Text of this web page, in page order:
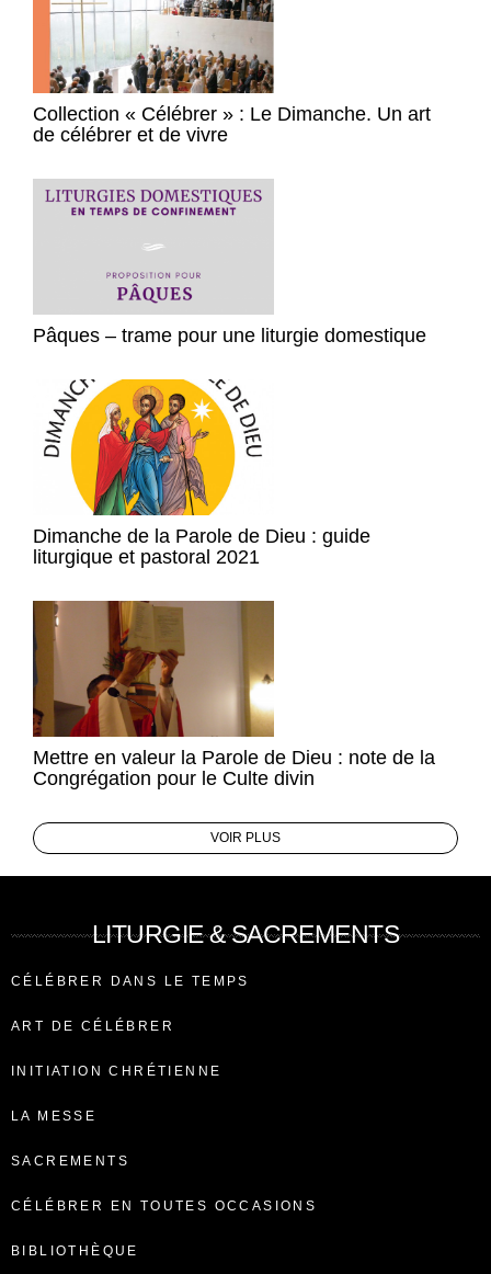
Collection « Célébrer » : Le Dimanche. Un art
de célébrer et de vivre
Pâques – trame pour une liturgie domestique
Dimanche de la Parole de Dieu : guide
liturgique et pastoral 2021
Mettre en valeur la Parole de Dieu : note de la
Congrégation pour le Culte divin
VOIR PLUS
LITURGIE & SACREMENTS
CÉLÉBRER DANS LE TEMPS
ART DE CÉLÉBRER
INITIATION CHRÉTIENNE
LA MESSE
SACREMENTS
CÉLÉBRER EN TOUTES OCCASIONS
BIBLIOTHÈQUE